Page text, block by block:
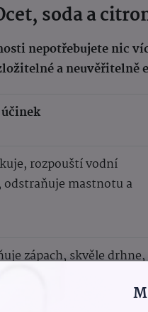
soda a
nepotřebujete nic
a neuvěřitelně
rozpouští vodní
odstraňuje mastnotu a
zápach, skvěle drhne,
vlhkost, bělí.